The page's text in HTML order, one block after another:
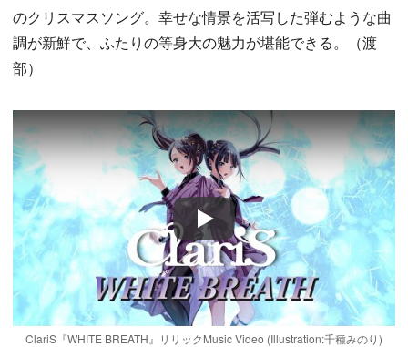
のクリスマスソング。幸せな情景を活写した弾むような曲
調が新鮮で、ふたりの等身大の魅力が堪能できる。（渡
部）
Play
ClariS『WHITE BREATH』リリックMusic Video (Illustration:千種みのり)